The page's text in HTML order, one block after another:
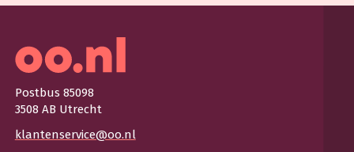
Postbus 85098
3508 AB Utrecht
klantenservice@oo.nl